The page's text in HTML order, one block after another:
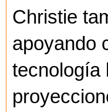
Christie
apoyando
tecnología